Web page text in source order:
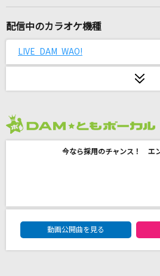
[生音]OH MY LITTLE GIRL
Nighthawks
ケセラセラ
配信中のカラオケ機種
LIVE DAM WAO!
今なら採用のチャンス！ エ
DAM★ともボーカルエント
動画公開曲を見る